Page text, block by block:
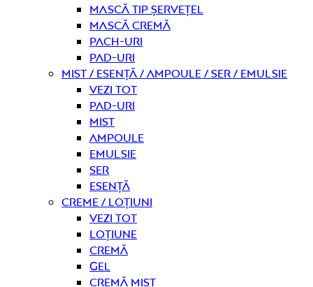
Mască tip șervețel
Mască Cremă
Pach-uri
Pad-uri
Mist / Esență / Ampoule / Ser / Emulsie
Vezi tot
Pad-uri
Mist
Ampoule
Emulsie
Ser
Esență
Creme / Loțiuni
Vezi tot
Loțiune
Cremă
Gel
Cremă mist